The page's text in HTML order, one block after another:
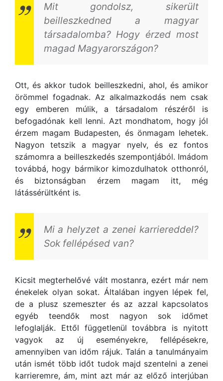
Mit gondolsz, sikerült
beilleszkedned a magyar
társadalomba? Hogy érzed most
magad Magyarországon?
Ott, és akkor tudok beilleszkedni, ahol, és amikor
örömmel fogadnak. Az alkalmazkodás nem csak
egy emberen múlik, a társadalom részéről is
befogadónak kell lenni. Azt mondhatom, hogy jól
érzem magam Budapesten, és önmagam lehetek.
Nagyon tetszik a magyar nyelv, és ez fontos
számomra a beilleszkedés szempontjából. Imádom
továbbá, hogy bármikor kimozdulhatok otthonról,
és biztonságban érzem magam itt, még
látássérültként is.
Mi a helyzet a zenei karriereddel?
Sok fellépésed van?
Kicsit megterhelővé vált mostanra, ezért már nem
énekelek olyan sokat. Általában ingyen lépek fel,
de a plusz szemeszter és az azzal kapcsolatos
egyéb teendők most nagyon sok időmet
lefoglalják. Ettől függetlenül továbbra is nyitott
vagyok az új eseményekre, fellépésekre,
amennyiben van időm rájuk. Talán a tanulmányaim
után ismét több időt tudok majd szentelni a zenei
karrieremre, ám, mint azt már az előző interjúban